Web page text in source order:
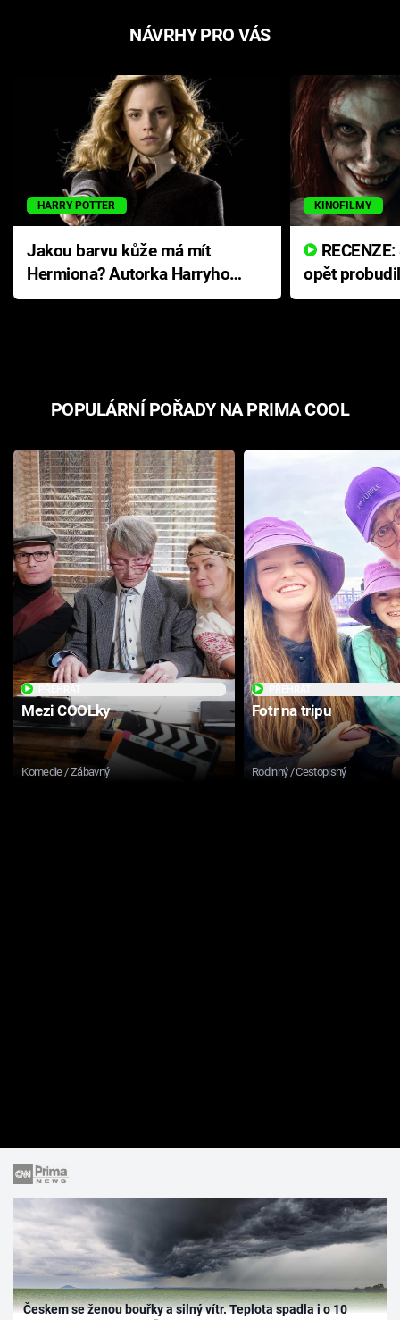
NÁVRHY PRO VÁS
HARRY POTTER
Jakou barvu kůže má mít
Hermiona? Autorka Harryho
Pottera přišla s ráznou
KINOFILMY
opět
přichází s
POPULÁRNÍ POŘADY NA PRIMA COOL
Mezi COOLky
Komedie / Zábavný
Fotr na tripu
Rodinný / Cestopisný
Českem se ženou bouřky a silný vítr. Teplota spadla i o 10